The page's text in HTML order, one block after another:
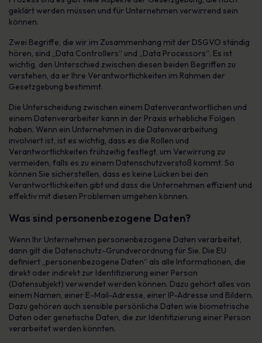
geklärt werden müssen und für Unternehmen verwirrend sein
können.
Zwei Begriffe, die wir im Zusammenhang mit der DSGVO ständig
hören, sind „Data Controllers“ und „Data Processors“. Es ist
wichtig, den Unterschied zwischen diesen beiden Begriffen zu
verstehen, da er Ihre Verantwortlichkeiten im Rahmen der
Gesetzgebung bestimmt.
Die Unterscheidung zwischen einem Datenverantwortlichen und
einem Datenverarbeiter kann in der Praxis erhebliche Folgen
haben. Wenn ein Unternehmen in die Datenverarbeitung
involviert ist, ist es wichtig, dass es die Rollen und
Verantwortlichkeiten frühzeitig festlegt, um Verwirrung zu
vermeiden, falls es zu einem Datenschutzverstoß kommt. So
können Sie sicherstellen, dass es keine Lücken bei den
Verantwortlichkeiten gibt und dass die Unternehmen effizient und
effektiv mit diesen Problemen umgehen können.
Was sind personenbezogene Daten?
Wenn Ihr Unternehmen personenbezogene Daten verarbeitet,
dann gilt die Datenschutz-Grundverordnung für Sie. Die EU
definiert „personenbezogene Daten“ als alle Informationen, die
direkt oder indirekt zur Identifizierung einer Person
(Datensubjekt) verwendet werden können. Dazu gehört alles von
einem Namen, einer E-Mail-Adresse, einer IP-Adresse und Bildern.
Dazu gehören auch sensible persönliche Daten wie biometrische
Daten oder genetische Daten, die zur Identifizierung einer Person
verarbeitet werden könnten.